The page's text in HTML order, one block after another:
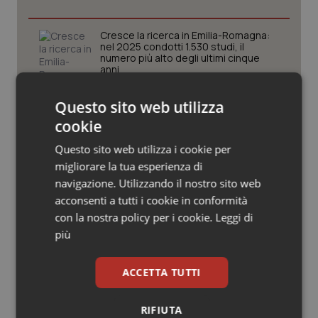
Veneto
Oncoematologia
Oncologia & Nutrizione
Psoriasi & pelle
Quotidiano Cardiologia
Quotidiano Chirurgia
Quotidiano Oncologia
Quotidiano Pediatria
Cresce la ricerca in Emilia-Romagna:
nel 2025 condotti 1.530 studi, il
numero più alto degli ultimi cinque
anni
Puglia. Unità di crisi sanitaria al lavoro,
Decaro accelera su 118, liste d’attesa
e conti
Farmaci. Puglia, dal 3 agosto alert
informatico per segnalare l’esistenza
di un equivalente meno costoso
Lombardia
Questo sito web utilizza
cookie
Questo sito web utilizza i cookie per
migliorare la tua esperienza di
navigazione. Utilizzando il nostro sito web
acconsenti a tutti i cookie in conformità
con la nostra policy per i cookie. Leggi di
più
ACCETTA TUTTI
RIFIUTA